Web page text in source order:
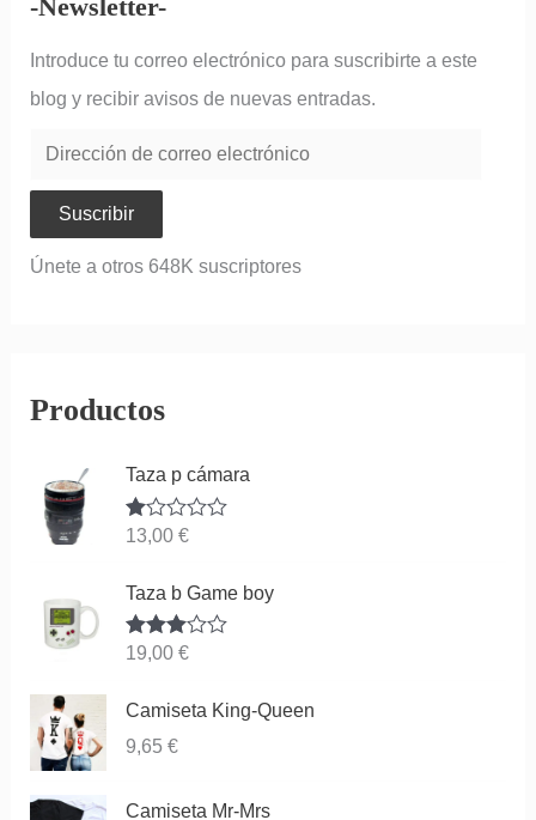
-Newsletter-
Introduce tu correo electrónico para suscribirte a este
blog y recibir avisos de nuevas entradas.
Suscribir
Únete a otros 648K suscriptores
Productos
Taza p cámara
Va
o
co
n
1.
5
13,00 €
Taza b Game boy
Valorado
19,00 €
Camiseta King-Queen
9,65 €
Camiseta Mr-Mrs